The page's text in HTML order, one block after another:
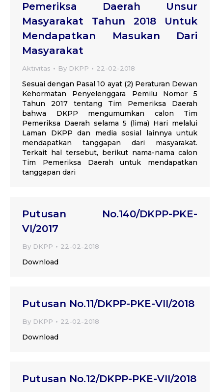
Pemeriksa Daerah Unsur
Masyarakat Tahun 2018 Untuk
Mendapatkan Masukan Dari
Masyarakat
Aktivitas By DKPP 22-02-2018
Sesuai dengan Pasal 10 ayat (2) Peraturan Dewan
Kehormatan Penyelenggara Pemilu Nomor 5
Tahun 2017 tentang Tim Pemeriksa Daerah
bahwa DKPP mengumumkan calon Tim
Pemeriksa Daerah selama 5 (lima) Hari melalui
Laman DKPP dan media sosial lainnya untuk
mendapatkan tanggapan dari masyarakat.
Terkait hal tersebut, berikut nama-nama calon
Tim Pemeriksa Daerah untuk mendapatkan
tanggapan dari
Putusan No.140/DKPP-PKE-
VI/2017
By DKPP 22-02-2018
Download
Putusan No.11/DKPP-PKE-VII/2018
By DKPP 22-02-2018
Download
Putusan No.12/DKPP-PKE-VII/2018